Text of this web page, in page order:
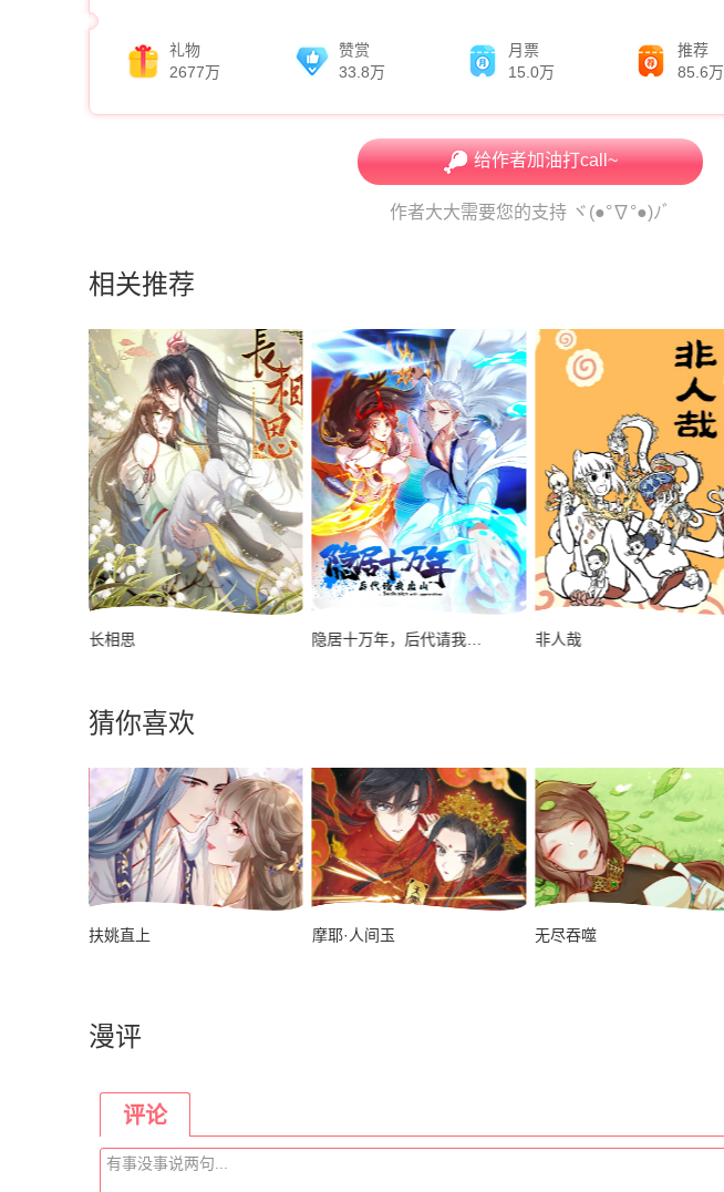
礼物
2677万
赞赏
33.8万
月票
15.0万
推荐
85.6万
给作者加油打call~
作者大大需要您的支持 ヾ(●°∇°●)ﾉﾞ
相关推荐
长相思 非人哉
猜你喜欢
扶姚直上 摩耶·人间玉 无尽吞噬
漫评
评论
星武神诀